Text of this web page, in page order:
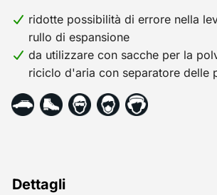
Dettagli
ridotte possibilità di errore nella
rullo di espansione
da utilizzare con sacche per la
riciclo d'aria con separatore delle